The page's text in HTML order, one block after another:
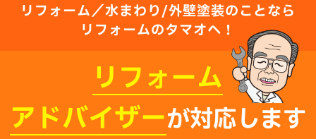
リフォーム／水まわり/外壁塗装のことなら
リフォームのタマオへ！
リフォーム
アドバイザーが対応します